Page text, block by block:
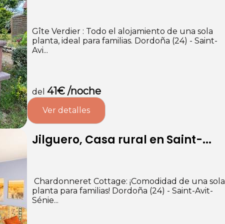
Gîte Verdier : Todo el alojamiento de una sola
planta, ideal para familias. Dordoña (24) - Saint-
Avi...
del 41€ /noche
Ver detalles
Jilguero, Casa rural en Saint-...
️ Chardonneret Cottage: ¡Comodidad de una sola
planta para familias! Dordoña (24) - Saint-Avit-
Sénie...